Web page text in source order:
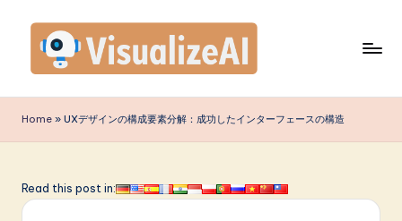
content
is
u
li
Home » UXデザインの構成要素分解：成功したインターフェースの構造
Read this post in: